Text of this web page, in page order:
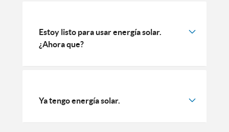
Estoy listo para usar energía solar.
¿Ahora que?
Ya tengo energía solar.